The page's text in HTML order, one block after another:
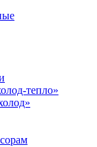
тепло»